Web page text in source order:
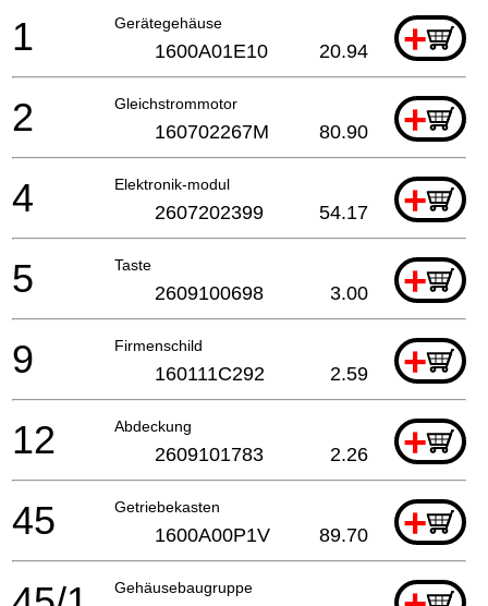
Gerätegehäuse +
1 1600A01E10 20.94
Gleichstrommotor +
2 160702267M 80.90
Elektronik-modul +
4 2607202399 54.17
Taste +
5 2609100698 3.00
Firmenschild +
9 160111C292 2.59
Abdeckung +
12 2609101783 2.26
Getriebekasten +
45 1600A00P1V 89.70
Gehäusebaugruppe